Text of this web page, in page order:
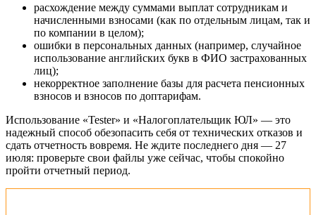
расхождение между суммами выплат сотрудникам и
начисленными взносами (как по отдельным лицам, так и
по компании в целом);
ошибки в персональных данных (например, случайное
использование английских букв в ФИО застрахованных
лиц);
некорректное заполнение базы для расчета пенсионных
взносов и взносов по доптарифам.
Использование «Tester» и «Налогоплательщик ЮЛ» — это
надежный способ обезопасить себя от технических отказов и
сдать отчетность вовремя. Не ждите последнего дня — 27
июля: проверьте свои файлы уже сейчас, чтобы спокойно
пройти отчетный период.